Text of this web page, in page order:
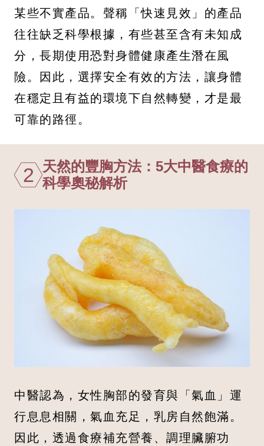
某些不實產品。聲稱「快速見效」的產品
往往缺乏科學根據，有些甚至含有未知成
分，長期使用恐對身體健康產生潛在風
險。因此，選擇安全有效的方法，讓身體
在穩定且有益的環境下自然轉變，才是最
可靠的路徑。
2
天然的豐胸方法：5大中醫食療的
科學奧秘解析
中醫認為，女性胸部的發育與「氣血」運
行息息相關，氣血充足，乳房自然飽滿。
因此，透過食療補充營養、調理臟腑功